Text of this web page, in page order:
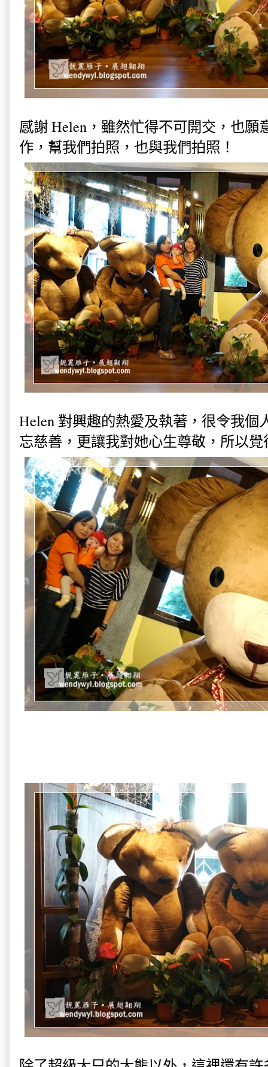
感謝 Helen，雖然忙得不可開交，也願
作，幫我們拍照，也與我們拍照！
Helen 對興趣的熱愛及執著，很令我個
忘慈善，更讓我對她心生尊敬，所以